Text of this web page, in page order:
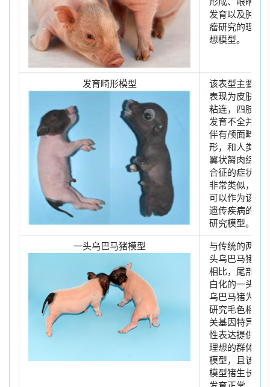
发育以及肿
瘤研究的理
想模型。
发育畸形模型
该表型主要
表现为皮肤
粘连，四肢
发育不全并
伴有颅面畸
形，和人类
翼状胬肉综
合征的症状
非常类似，
可以作为该
遗传疾病的
研究模型。
一头乌巴马猪模型
与传统的两
头乌巴马猪
相比，尾部
白化的一头
乌巴马猪为
研究毛色相
关基因特异
性表达提供
理想的群体
模型，且该
模型猪生长